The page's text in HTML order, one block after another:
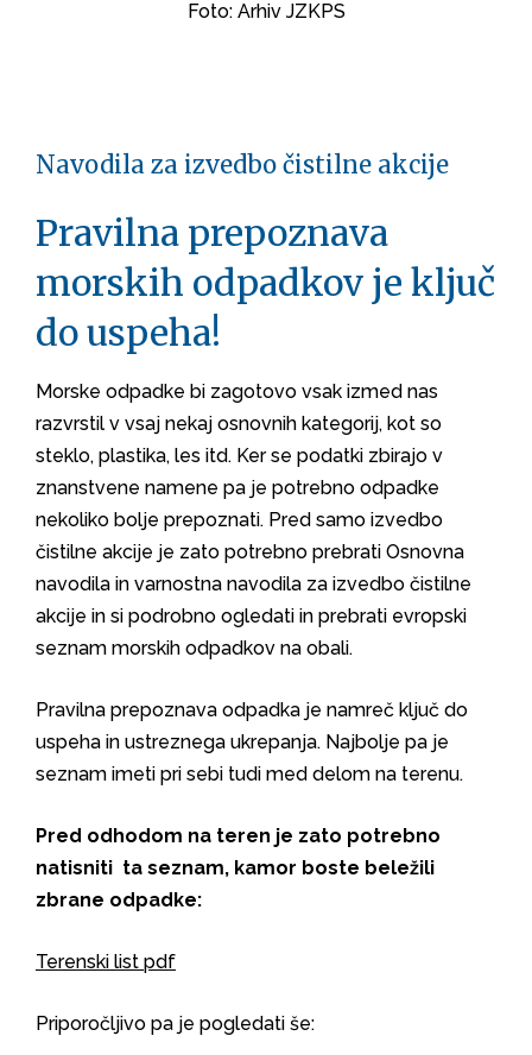
Foto: Arhiv JZKPS
Navodila za izvedbo čistilne akcije
Pravilna prepoznava
morskih odpadkov je ključ
do uspeha!
Morske odpadke bi zagotovo vsak izmed nas
razvrstil v vsaj nekaj osnovnih kategorij, kot so
steklo, plastika, les itd. Ker se podatki zbirajo v
znanstvene namene pa je potrebno odpadke
nekoliko bolje prepoznati. Pred samo izvedbo
čistilne akcije je zato potrebno prebrati Osnovna
navodila in varnostna navodila za izvedbo čistilne
akcije in si podrobno ogledati in prebrati evropski
seznam morskih odpadkov na obali.
Pravilna prepoznava odpadka je namreč ključ do
uspeha in ustreznega ukrepanja. Najbolje pa je
seznam imeti pri sebi tudi med delom na terenu.
Pred odhodom na teren je zato potrebno
natisniti ta seznam, kamor boste beležili
zbrane odpadke:
Terenski list pdf
Priporočljivo pa je pogledati še: